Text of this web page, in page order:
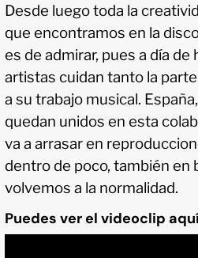
Desde luego toda la
que encontramos en la
es de admirar, pues a día de
artistas cuidan tanto la
a su trabajo musical.
quedan unidos en esta
va a arrasar en
dentro de poco, también en
volvemos a la normalidad.
Puedes ver el videoclip